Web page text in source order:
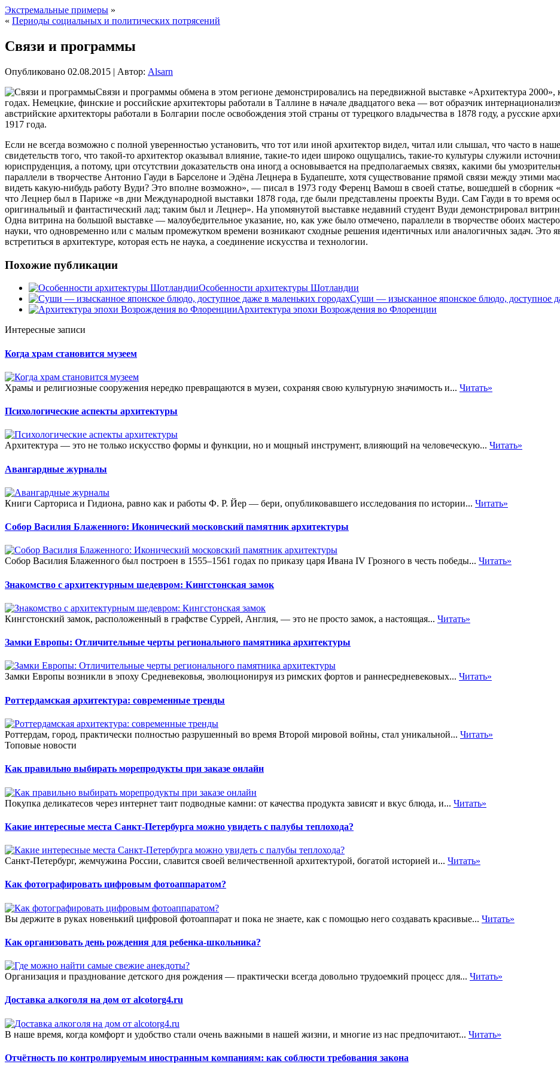
Экстремальные примеры »
« Периоды социальных и политических потрясений
Связи и программы
Опубликовано 02.08.2015 | Автор: Alsarn
Связи и программы обмена в этом регионе демонстрировались на передвижной выставке «Архитектура
годах. Немецкие, финские и российские архитекторы работали в Таллине в начале двадцатого века — вот образчик
австрийские архитекторы работали в Болгарии после освобождения этой страны от турецкого владычества в 1878 году, а русские
1917 года.
Если не всегда возможно с полной уверенностью установить, что тот или иной архитектор видел, читал или слышал, что часто в
свидетельств того, что такой-то архитектор оказывал влияние, такие-то идеи широко ощущались, такие-то культуры служили
юриспруденция, а потому, цри отсутствии доказательств она иногд а основывается на предполагаемых связях, какими бы
параллели в творчестве Антонио Гауди в Барселоне и Эдёна Лецнера в Будапеште, хотя существование прямой связи между этими
видеть какую-нибудь работу Вуди? Это вполне возможно», — писал в 1973 году Ференц Вамош в своей статье, вошедшей в
что Лецнер был в Париже «в дни Международной выставки 1878 года, где были представлены проекты Вуди. Сам Гауди в то время
оригинальный и фантастический лад; таким был и Лецнер». На упомянутой выставке недавний студент Вуди демонстрировал
Одна витрина на большой выставке — малоубедительное указание, но, как уже было отмечено, параллели в творчестве обоих
науки, что одновременно или с малым промежутком времени возникают сходные решения идентичных или аналогичных задач. Это
встретиться в архитектуре, которая есть не наука, а соединение искусства и технологии.
Похожие публикации
Особенности архитектуры Шотландии
Суши — изысканное японское блюдо, доступное
Архитектура эпохи Возрождения во Флоренции
Интересные записи
Когда храм становится музеем
Храмы и религиозные сооружения нередко превращаются в музеи, сохраняя свою культурную значимость и... Читать»
Психологические аспекты архитектуры
Архитектура — это не только искусство формы и функции, но и мощный инструмент, влияющий на человеческую... Читать»
Авангардные журналы
Книги Сарториса и Гидиона, равно как и работы Ф. Р. Йер — бери, опубликовавшего исследования по истории... Читать»
Собор Василия Блаженного: Иконический московский памятник архитектуры
Собор Василия Блаженного был построен в 1555–1561 годах по приказу царя Ивана IV Грозного в честь победы... Читать»
Знакомство с архитектурным шедевром: Кингстонская замок
Кингстонский замок, расположенный в графстве Суррей, Англия, — это не просто замок, а настоящая... Читать»
Замки Европы: Отличительные черты регионального памятника архитектуры
Замки Европы возникли в эпоху Средневековья, эволюционируя из римских фортов и раннесредневековых... Читать»
Роттердамская архитектура: современные тренды
Роттердам, город, практически полностью разрушенный во время Второй мировой войны, стал уникальной... Читать»
Топовые новости
Как правильно выбирать морепродукты при заказе онлайн
Покупка деликатесов через интернет таит подводные камни: от качества продукта зависят и вкус блюда, и... Читать»
Какие интересные места Санкт-Петербурга можно увидеть с палубы теплохода?
Санкт-Петербург, жемчужина России, славится своей величественной архитектурой, богатой историей и... Читать»
Как фотографировать цифровым фотоаппаратом?
Вы держите в руках новенький цифровой фотоаппарат и пока не знаете, как с помощью него создавать красивые... Читать»
Как организовать день рождения для ребенка-школьника?
Организация и празднование детского дня рождения — практически всегда довольно трудоемкий процесс для... Читать»
Доставка алкоголя на дом от alcotorg4.ru
В наше время, когда комфорт и удобство стали очень важными в нашей жизни, и многие из нас предпочитают... Читать»
Отчётность по контролируемым иностранным компаниям: как соблюсти требования закона